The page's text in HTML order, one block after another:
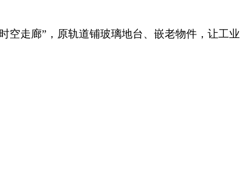
空走廊”，原轨道铺玻璃地台、嵌老物件，让工业